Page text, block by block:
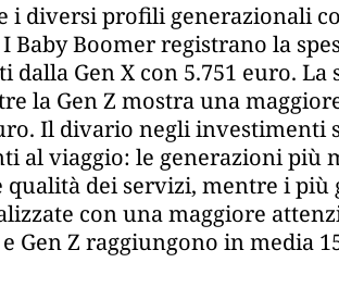
diversi profili generazionali
Baby Boomer registrano la
dalla Gen X con 5.751 euro.
la Gen Z mostra una
Il divario negli investimenti
al viaggio: le generazioni più
dei servizi, mentre i
con una maggiore
Gen Z raggiungono in media